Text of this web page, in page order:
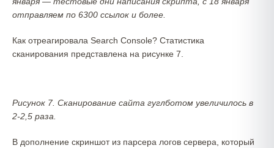
отправляем по 6300 ссылок и более.
Как отреагировала Search Console? Статистика
сканирования представлена на рисунке 7.
Рисунок 7. Сканирование сайта гуглботом увеличилось в
2-2,5 раза.
В дополнение скриншот из парсера логов сервера, который